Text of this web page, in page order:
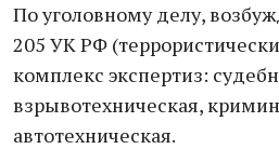
По уголовному делу,
205 УК РФ
комплекс экспертиз:
взрывотехническая,
автотехническая.